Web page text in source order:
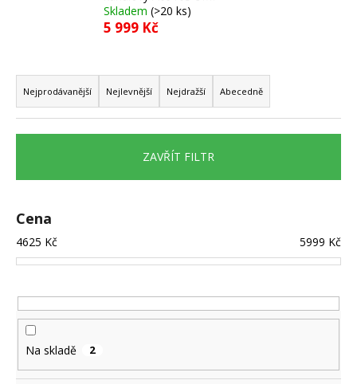
Skladem (>20 ks)
5 999 Kč
Ř
a
z
e
í
r
o
d
k
t
ů
Nejprodávanější Nejlevnější Nejdražší Abecedně
ZAVŘÍT FILTR
Cena
4625 Kč 5999 Kč
Na skladě 2
HLEDAT
o
o
r
u
č
j
e
m